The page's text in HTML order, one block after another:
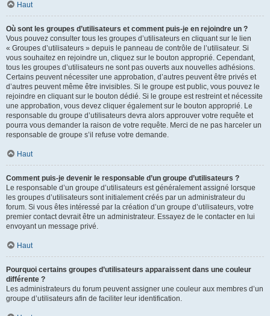
Haut
Où sont les groupes d’utilisateurs et comment puis-je en rejoindre un ?
Vous pouvez consulter tous les groupes d’utilisateurs en cliquant sur le lien
« Groupes d’utilisateurs » depuis le panneau de contrôle de l’utilisateur. Si
vous souhaitez en rejoindre un, cliquez sur le bouton approprié. Cependant,
tous les groupes d’utilisateurs ne sont pas ouverts aux nouvelles adhésions.
Certains peuvent nécessiter une approbation, d’autres peuvent être privés et
d’autres peuvent même être invisibles. Si le groupe est public, vous pouvez le
rejoindre en cliquant sur le bouton dédié. Si le groupe est restreint et nécessite
une approbation, vous devez cliquer également sur le bouton approprié. Le
responsable du groupe d’utilisateurs devra alors approuver votre requête et
pourra vous demander la raison de votre requête. Merci de ne pas harceler un
responsable de groupe s’il refuse votre demande.
Haut
Comment puis-je devenir le responsable d’un groupe d’utilisateurs ?
Le responsable d’un groupe d’utilisateurs est généralement assigné lorsque
les groupes d’utilisateurs sont initialement créés par un administrateur du
forum. Si vous êtes intéressé par la création d’un groupe d’utilisateurs, votre
premier contact devrait être un administrateur. Essayez de le contacter en lui
envoyant un message privé.
Haut
Pourquoi certains groupes d’utilisateurs apparaissent dans une couleur
différente ?
Les administrateurs du forum peuvent assigner une couleur aux membres d’un
groupe d’utilisateurs afin de faciliter leur identification.